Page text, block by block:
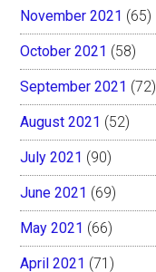
November 2021 (65)
October 2021 (58)
September 2021 (72)
August 2021 (52)
July 2021 (90)
June 2021 (69)
May 2021 (66)
April 2021 (71)